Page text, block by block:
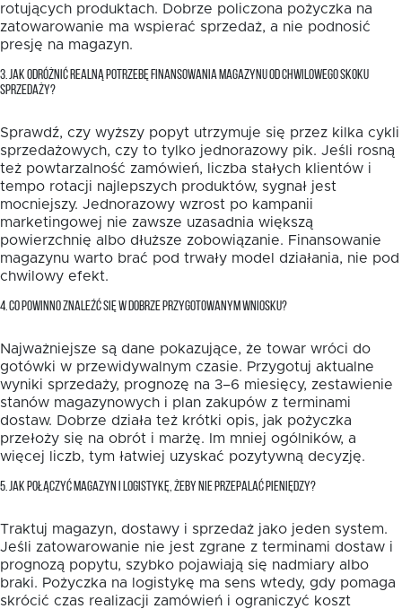
rotujących produktach. Dobrze policzona pożyczka na
zatowarowanie ma wspierać sprzedaż, a nie podnosić
presję na magazyn.
3. JAK ODRÓŻNIĆ REALNĄ POTRZEBĘ FINANSOWANIA MAGAZYNU OD CHWILOWEGO SKOKU
SPRZEDAŻY?
Sprawdź, czy wyższy popyt utrzymuje się przez kilka cykli
sprzedażowych, czy to tylko jednorazowy pik. Jeśli rosną
też powtarzalność zamówień, liczba stałych klientów i
tempo rotacji najlepszych produktów, sygnał jest
mocniejszy. Jednorazowy wzrost po kampanii
marketingowej nie zawsze uzasadnia większą
powierzchnię albo dłuższe zobowiązanie. Finansowanie
magazynu warto brać pod trwały model działania, nie pod
chwilowy efekt.
4. CO POWINNO ZNALEŹĆ SIĘ W DOBRZE PRZYGOTOWANYM WNIOSKU?
Najważniejsze są dane pokazujące, że towar wróci do
gotówki w przewidywalnym czasie. Przygotuj aktualne
wyniki sprzedaży, prognozę na 3–6 miesięcy, zestawienie
stanów magazynowych i plan zakupów z terminami
dostaw. Dobrze działa też krótki opis, jak pożyczka
przełoży się na obrót i marżę. Im mniej ogólników, a
więcej liczb, tym łatwiej uzyskać pozytywną decyzję.
5. JAK POŁĄCZYĆ MAGAZYN I LOGISTYKĘ, ŻEBY NIE PRZEPALAĆ PIENIĘDZY?
Traktuj magazyn, dostawy i sprzedaż jako jeden system.
Jeśli zatowarowanie nie jest zgrane z terminami dostaw i
prognozą popytu, szybko pojawiają się nadmiary albo
braki. Pożyczka na logistykę ma sens wtedy, gdy pomaga
skrócić czas realizacji zamówień i ograniczyć koszt